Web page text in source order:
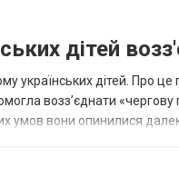
дітей
дітей. Про це
возз’єднати «чергову
умов вони опинилися